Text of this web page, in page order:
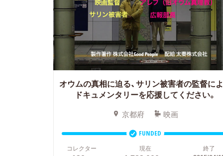
オウムの真相に迫る、サリン被害者の監督に
ドキュメンタリーを応援してください。
京都府 映画
FUNDED
コレクター
現在 終了